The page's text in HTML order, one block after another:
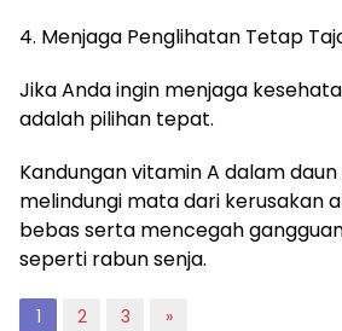
4. Menjaga Penglihatan Tetap
Jika Anda ingin menjaga
adalah pilihan tepat.
Kandungan vitamin A dalam
melindungi mata dari kerusakan
bebas serta mencegah
seperti rabun senja.
1 2 3 »